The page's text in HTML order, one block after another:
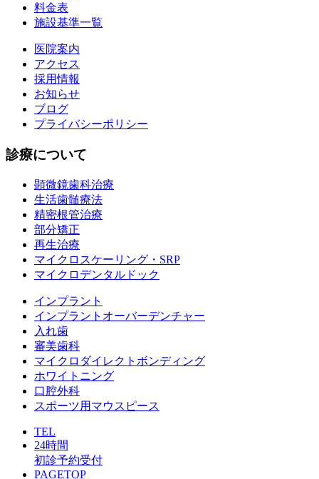
料金表
施設基準一覧
医院案内
アクセス
採用情報
お知らせ
ブログ
プライバシーポリシー
診療について
顕微鏡歯科治療
生活歯髄療法
精密根管治療
部分矯正
再生治療
マイクロスケーリング・SRP
マイクロデンタルドック
インプラント
インプラントオーバーデンチャー
入れ歯
審美歯科
マイクロダイレクトボンディング
ホワイトニング
口腔外科
スポーツ用マウスピース
TEL
24時間
初診予約受付
PAGETOP